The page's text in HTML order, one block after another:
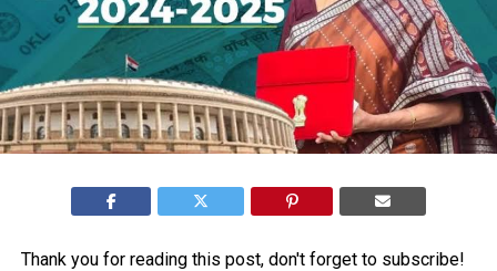
Thank you for reading this post, don't forget to subscribe!